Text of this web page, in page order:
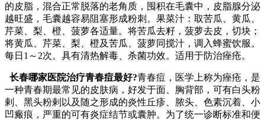
的皮脂，混合正常脱落的老角质，囤积在毛囊中，皮脂腺分泌
越旺盛，毛囊越容易阻塞形成粉刺。果菜汁：取苦瓜、黄瓜、
芹菜、梨、橙、菠萝各适量。将苦瓜去籽，菠萝去皮，切块；
将黄瓜、芹菜、梨、橙及苦瓜、菠萝同搅汁，调入蜂蜜饮服。
每日1～2次。具有清热解毒、杀菌功效。适用于防治痤疮。
长春哪家医院治疗青春痘最好?青春痘，医学上称为痤疮，是
一种青春期最常见的皮肤病，好发于面、胸背部，可有白头粉
剌、黑头粉剌以及随之形成的炎性丘疹、脓头、色素沉着、小
凹瘢痕，严重的可有炎症结节或囊肿。为了统一诊断标准和便